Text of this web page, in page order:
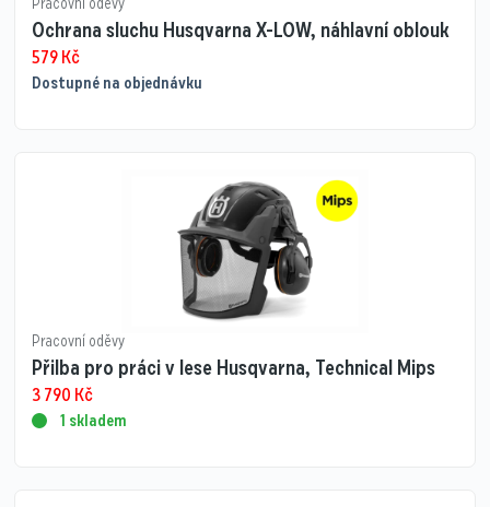
Ochrana sluchu Husqvarna X-LOW, náhlavní oblouk
579Kč
Dostupné na objednávku
Pracovní oděvy
Přilba pro práci v lese Husqvarna, Technical Mips
3 790 Kč
1 skladem